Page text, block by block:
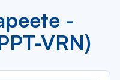
-
VRN)